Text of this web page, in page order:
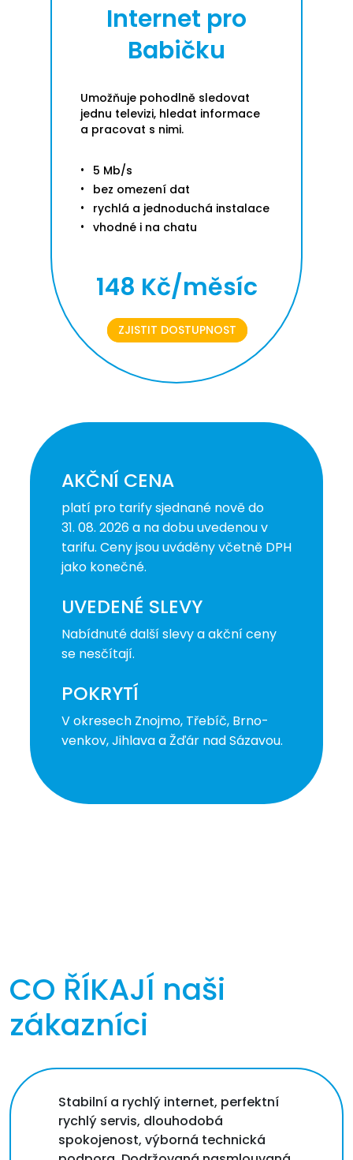
Internet pro
Babičku
Umožňuje pohodlně sledovat
jednu televizi, hledat informace
a pracovat s nimi.
5 Mb/s
bez omezení dat
rychlá a jednoduchá instalace
vhodné i na chatu
148 Kč/měsíc
ZJISTIT DOSTUPNOST
AKČNÍ CENA
platí pro tarify sjednané nově do
31. 08. 2026 a na dobu uvedenou v
tarifu. Ceny jsou uváděny včetně DPH
jako konečné.
UVEDENÉ SLEVY
Nabídnuté další slevy a akční ceny
se nesčítají.
POKRYTÍ
V okresech Znojmo, Třebíč, Brno-
venkov, Jihlava a Žďár nad Sázavou.
CO ŘÍKAJÍ naši
zákazníci
Stabilní a rychlý internet, perfektní
rychlý servis, dlouhodobá
spokojenost, výborná technická